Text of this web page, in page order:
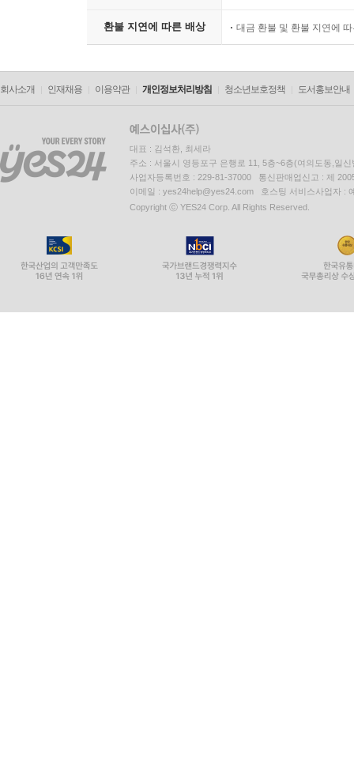
환불 지연에 따른 배상 대금 환불 및 환불 지연에
회사소개 인재채용 이용약관 개인정보처리방침 청소년보호정책 도서홍보안내
대표 : 김석환, 최세라
주소 : 서울시 영등포구 은행로 11, 5층~6층(여의도동,일신
사업자등록번호 : 229-81-37000 통신판매업신고 : 제
이메일 : yes24help@yes24.com 호스팅 서비스사업자 :
Copyright ⓒ YES24 Corp. All Rights Reserved.